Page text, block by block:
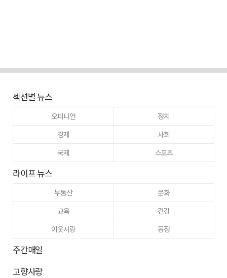
섹션별 뉴스
오피니언
정치
경제
사회
국제
스포츠
라이프 뉴스
부동산
문화
교육
건강
이웃사랑
동정
주간매일
고향사랑